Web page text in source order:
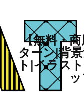
【無料・
ターン|背
ト|イラス